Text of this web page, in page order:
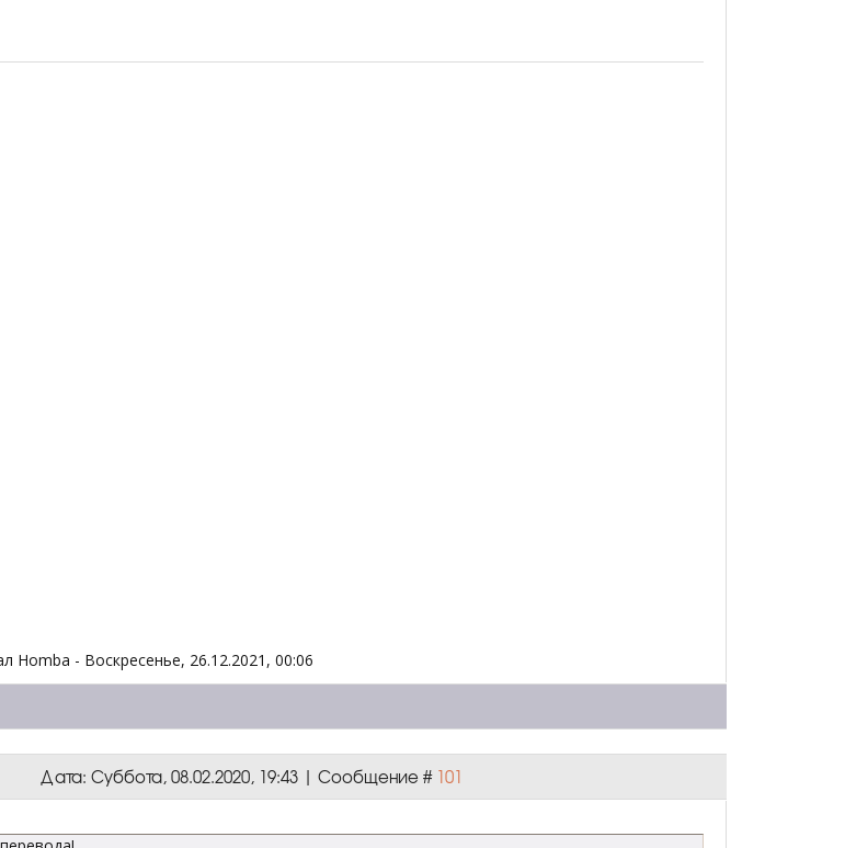
Homba - Воскресенье, 26.12.2021, 00:06
Дата: Суббота, 08.02.2020, 19:43 | Сообщение # 101